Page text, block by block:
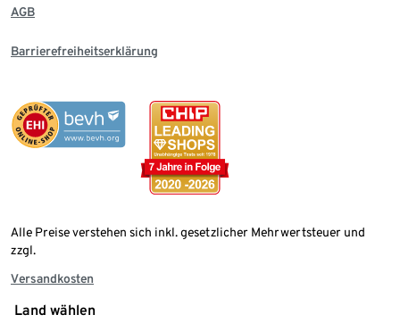
AGB
Barrierefreiheitserklärung
Alle Preise verstehen sich inkl. gesetzlicher Mehrwertsteuer und
zzgl.
Versandkosten
Land wählen